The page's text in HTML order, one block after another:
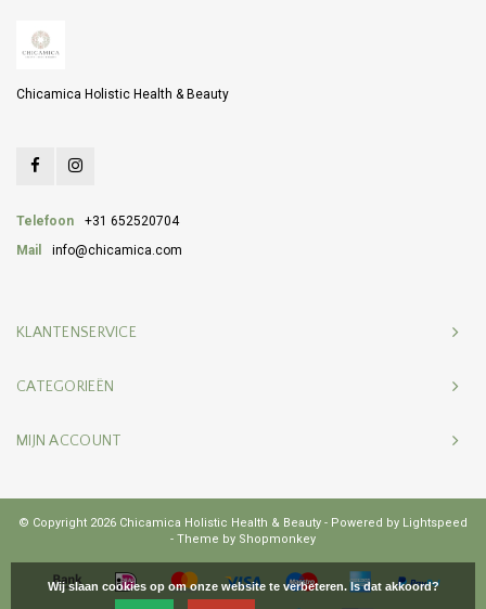
Chicamica Holistic Health & Beauty
Telefoon
+31 652520704
Mail
info@chicamica.com
KLANTENSERVICE
CATEGORIEËN
MIJN ACCOUNT
© Copyright 2026 Chicamica Holistic Health & Beauty - Powered by Lightspeed
- Theme by Shopmonkey
Wij slaan cookies op om onze website te verbeteren. Is dat akkoord?